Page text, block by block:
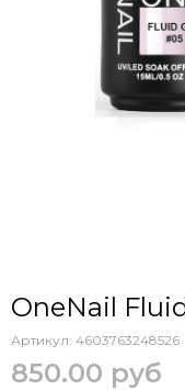
OneNail
Артикул: 4603763248526
850.00 руб